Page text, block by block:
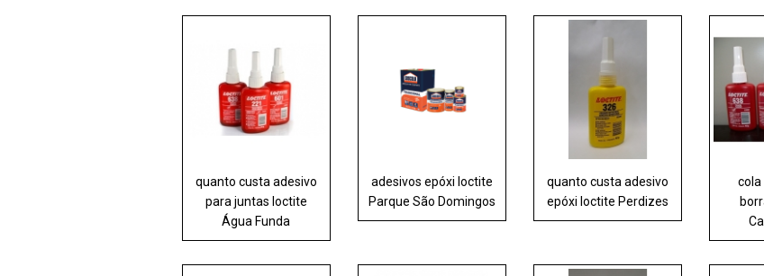
quanto custa adesivo
para juntas loctite
Água Funda
adesivos epóxi loctite
Parque São Domingos
quanto custa adesivo
epóxi loctite Perdizes